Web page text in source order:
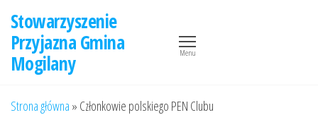
treści
Stowarzyszenie
Przyjazna Gmina
Mogilany
Menu
Strona główna » Członkowie polskiego PEN Clubu